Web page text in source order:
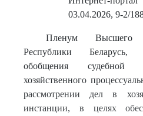
03.04.2026, 9-2/
Пленум Высшего
Республики Беларусь,
обобщения судебной
хозяйственного
рассмотрении дел в
инстанции, в целях